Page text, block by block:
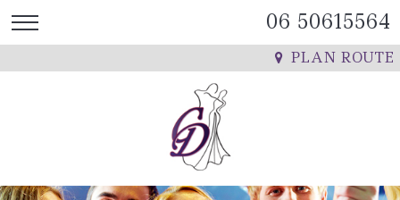
06 50615564
PLAN ROUTE